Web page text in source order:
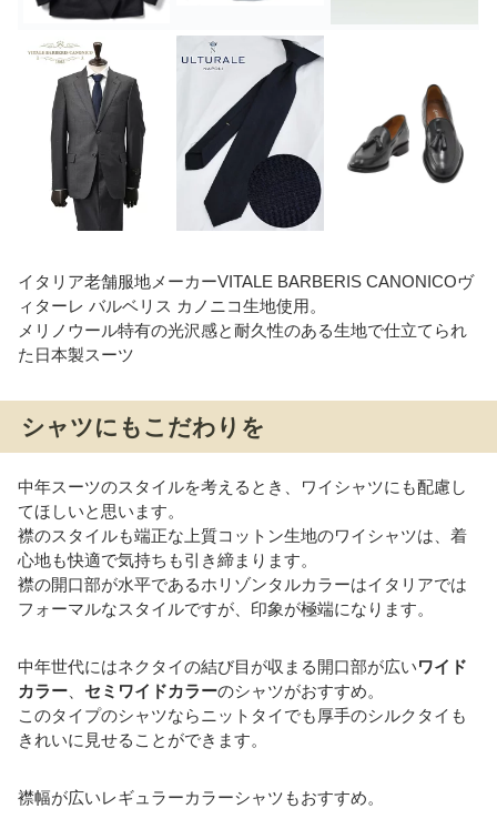
イタリア老舗服地メーカーVITALE BARBERIS CANONICOヴ
ィターレ バルベリス カノニコ生地使用。
メリノウール特有の光沢感と耐久性のある生地で仕立てられ
た日本製スーツ
シャツにもこだわりを
中年スーツのスタイルを考えるとき、ワイシャツにも配慮し
てほしいと思います。
襟のスタイルも端正な上質コットン生地のワイシャツは、着
心地も快適で気持ちも引き締まります。
襟の開口部が水平であるホリゾンタルカラーはイタリアでは
フォーマルなスタイルですが、印象が極端になります。
中年世代にはネクタイの結び目が収まる開口部が広いワイド
カラー、 セミワイドカラーのシャツがおすすめ。
このタイプのシャツならニットタイでも厚手のシルクタイも
きれいに見せることができます。
襟幅が広いレギュラーカラーシャツもおすすめ。